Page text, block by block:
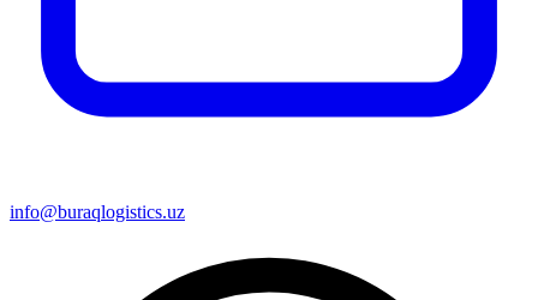
info@buraqlogistics.uz